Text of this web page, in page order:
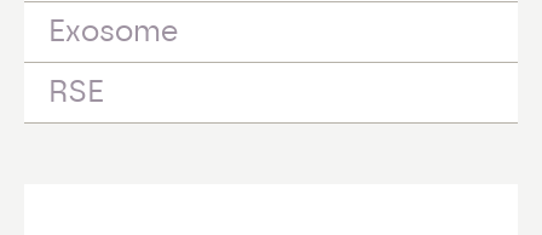
Exosome
RSE